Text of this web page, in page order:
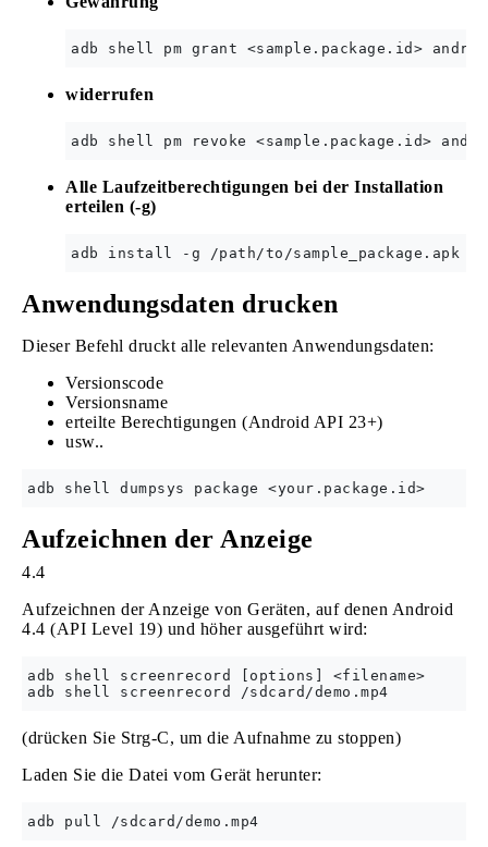
widerrufen
Alle Laufzeitberechtigungen bei der Installation
erteilen (-g)
Anwendungsdaten drucken
Dieser Befehl druckt alle relevanten Anwendungsdaten:
Versionscode
Versionsname
erteilte Berechtigungen (Android API 23+)
usw..
Aufzeichnen der Anzeige
4.4
Aufzeichnen der Anzeige von Geräten, auf denen Android
4.4 (API Level 19) und höher ausgeführt wird:
adb shell screenrecord [options] <filename>
(drücken Sie Strg-C, um die Aufnahme zu stoppen)
Laden Sie die Datei vom Gerät herunter: